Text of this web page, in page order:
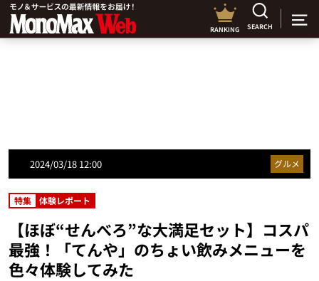
RANKING SEARCH
2024/03/18 12:00 グルメ
特集 体験レポート
【ほぼ“せんべろ”な大満足セット】コスパ
最強！「てんや」のちょい飲みメニューを
色々体験してみた